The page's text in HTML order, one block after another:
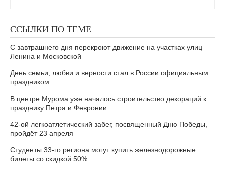
ССЫЛКИ ПО ТЕМЕ
С завтрашнего дня перекроют движение на участках улиц
Ленина и Московской
День семьи, любви и верности стал в России официальным
праздником
В центре Мурома уже началось строительство декораций к
празднику Петра и Февронии
42-ой легкоатлетический забег, посвященный Дню Победы,
пройдёт 23 апреля
Студенты 33-го региона могут купить железнодорожные
билеты со скидкой 50%